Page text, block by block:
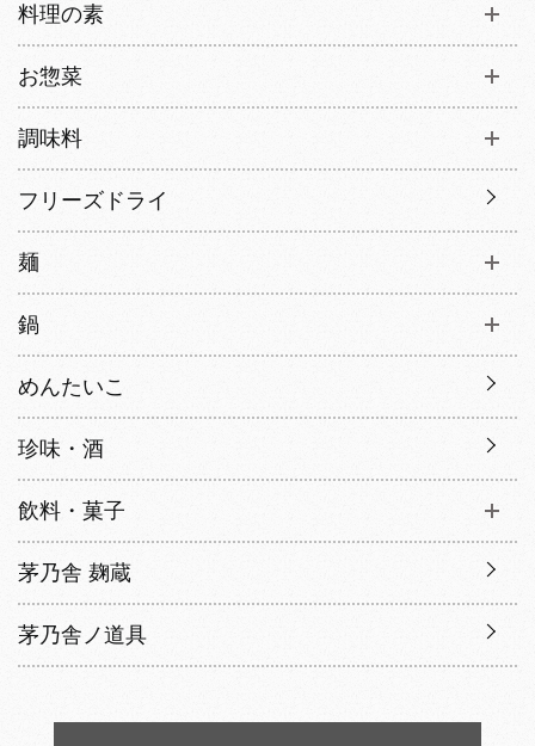
料理の素
お惣菜
調味料
フリーズドライ
麺
鍋
めんたいこ
珍味・酒
飲料・菓子
茅乃舎 麹蔵
茅乃舎ノ道具